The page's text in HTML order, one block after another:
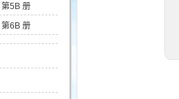
第5B 册
第6B 册